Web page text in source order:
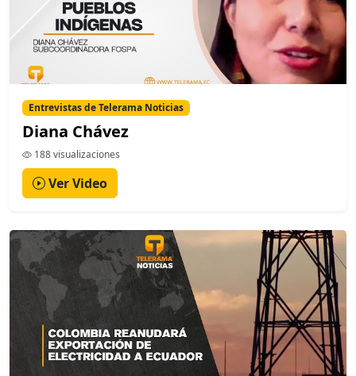
Entrevistas de Telerama Noticias
Diana Chávez
188 visualizaciones
Ver Video